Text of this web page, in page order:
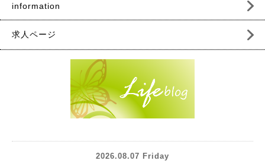
information
求人ページ
2026.08.07 Friday